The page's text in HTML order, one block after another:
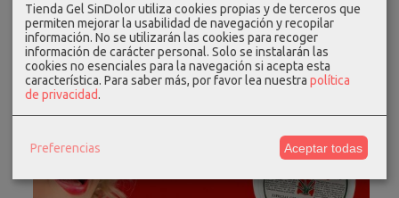
Tienda Gel SinDolor utiliza cookies propias y de terceros que
permiten mejorar la usabilidad de navegación y recopilar
información. No se utilizarán las cookies para recoger
información de carácter personal. Solo se instalarán las
cookies no esenciales para la navegación si acepta esta
característica. Para saber más, por favor lea nuestra política
de privacidad.
Preferencias Aceptar todas